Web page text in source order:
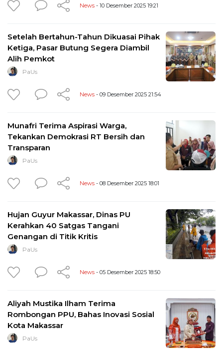
News - 10 Desember 2025 19:21
Setelah Bertahun-Tahun Dikuasai Pihak
Ketiga, Pasar Butung Segera Diambil
Alih Pemkot
PaUs
News - 09 Desember 2025 21:54
Munafri Terima Aspirasi Warga,
Tekankan Demokrasi RT Bersih dan
Transparan
PaUs
News - 08 Desember 2025 18:01
Hujan Guyur Makassar, Dinas PU
Kerahkan 40 Satgas Tangani
Genangan di Titik Kritis
PaUs
News - 05 Desember 2025 18:50
Aliyah Mustika Ilham Terima
Rombongan PPU, Bahas Inovasi Sosial
Kota Makassar
PaUs